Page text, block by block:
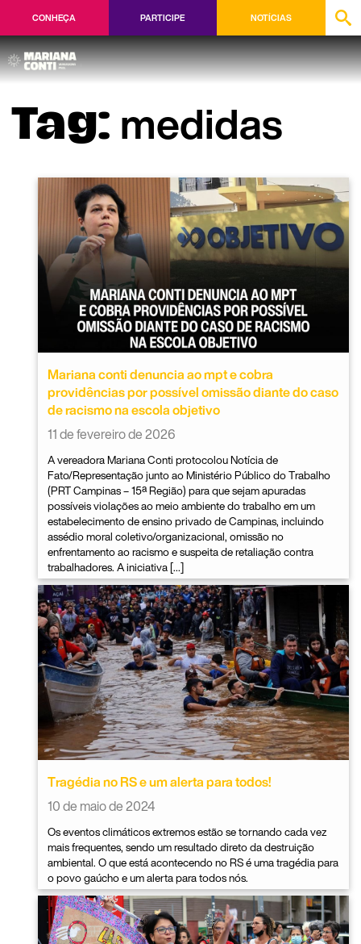
CONHEÇA PARTICIPE NOTÍCIAS
Tag: medidas
Mariana conti denuncia ao mpt e cobra
providências por possível omissão diante do caso
de racismo na escola objetivo
11 de fevereiro de 2026
A vereadora Mariana Conti protocolou Notícia de
Fato/Representação junto ao Ministério Público do Trabalho
(PRT Campinas – 15ª Região) para que sejam apuradas
possíveis violações ao meio ambiente do trabalho em um
estabelecimento de ensino privado de Campinas, incluindo
assédio moral coletivo/organizacional, omissão no
enfrentamento ao racismo e suspeita de retaliação contra
trabalhadores. A iniciativa […]
Tragédia no RS e um alerta para todos!
10 de maio de 2024
Os eventos climáticos extremos estão se tornando cada vez
mais frequentes, sendo um resultado direto da destruição
ambiental. O que está acontecendo no RS é uma tragédia para
o povo gaúcho e um alerta para todos nós.